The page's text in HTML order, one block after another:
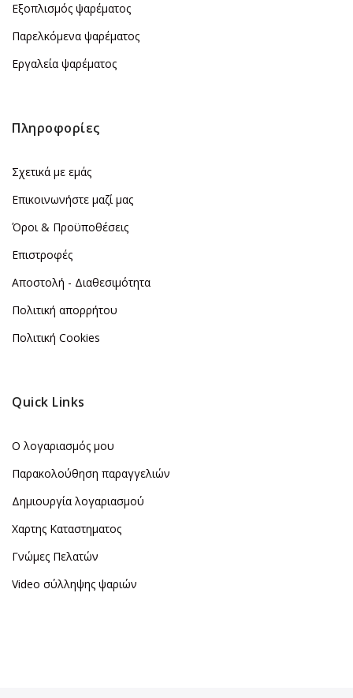
Εξοπλισμός ψαρέματος
Παρελκόμενα ψαρέματος
Εργαλεία ψαρέματος
Πληροφορίες
Σχετικά με εμάς
Επικοινωνήστε μαζί μας
Όροι & Προϋποθέσεις
Επιστροφές
Αποστολή - Διαθεσιμότητα
Πολιτική απορρήτου
Πολιτική Cookies
Quick Links
Ο λογαριασμός μου
Παρακολούθηση παραγγελιών
Δημιουργία λογαριασμού
Χαρτης Καταστηματος
Γνώμες Πελατών
Video σύλληψης ψαριών